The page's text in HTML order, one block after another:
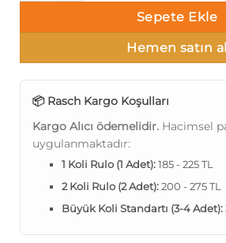
Sepete Ekle
Hemen satın al
📦 Rasch Kargo Koşulları
Kargo Alıcı ödemelidir. Hacimsel
uygulanmaktadır:
1 Koli Rulo (1 Adet):185 - 225 TL
2 Koli Rulo (2 Adet):200 - 275 TL
Büyük Koli Standartı (3-4 Adet):